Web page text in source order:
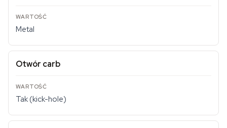
Metal
Otwór carb
Tak (kick-hole)